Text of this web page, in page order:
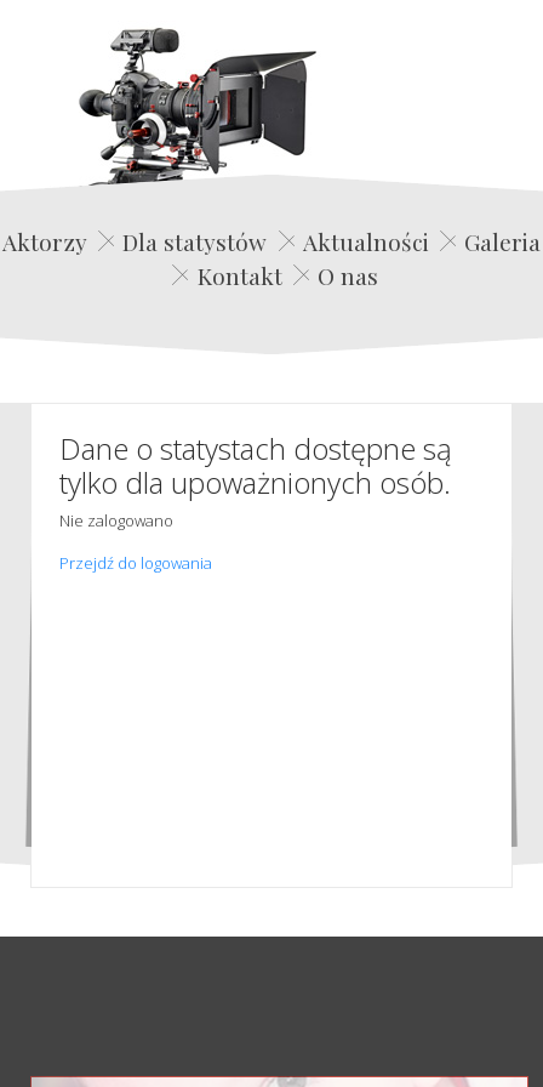
Edwin Film Agencja Aktorska
Aktorzy Dla statystów Aktualności
Galeria
Kontakt
O nas
Dane o statystach dostępne są
tylko dla upoważnionych osób.
Nie zalogowano
Przejdź do logowania